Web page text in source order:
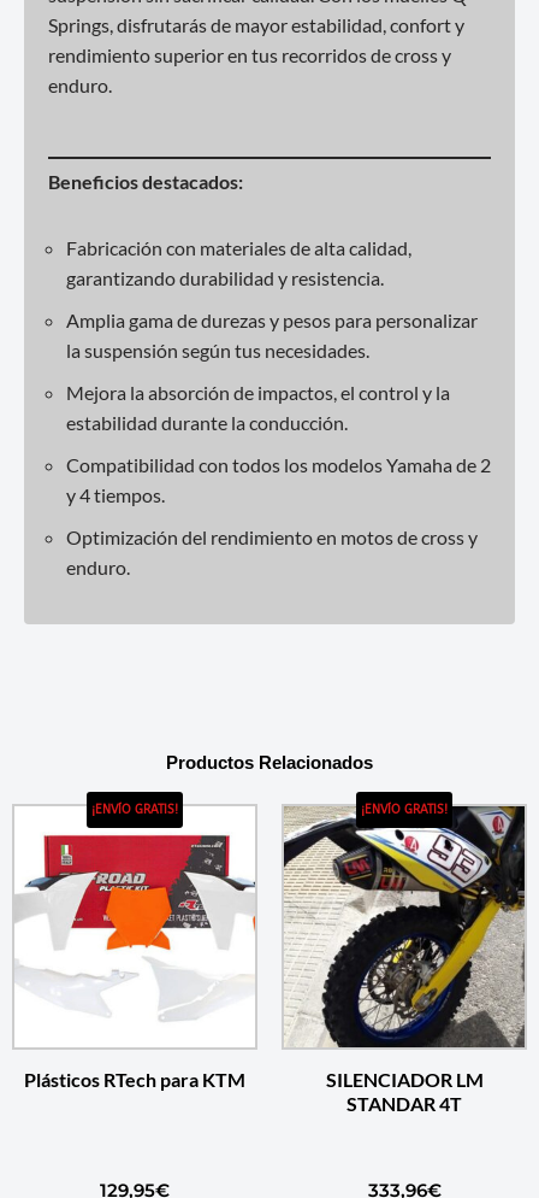
Springs, disfrutarás de mayor estabilidad, confort y
rendimiento superior en tus recorridos de cross y
enduro.
Beneficios destacados:
Fabricación con materiales de alta calidad,
garantizando durabilidad y resistencia.
Amplia gama de durezas y pesos para personalizar
la suspensión según tus necesidades.
Mejora la absorción de impactos, el control y la
estabilidad durante la conducción.
Compatibilidad con todos los modelos Yamaha de 2
y 4 tiempos.
Optimización del rendimiento en motos de cross y
enduro.
Productos Relacionados
¡ENVÍO GRATIS!
Plásticos RTech para KTM
129,95€
¡ENVÍO GRATIS!
SILENCIADOR LM
STANDAR 4T
333,96€